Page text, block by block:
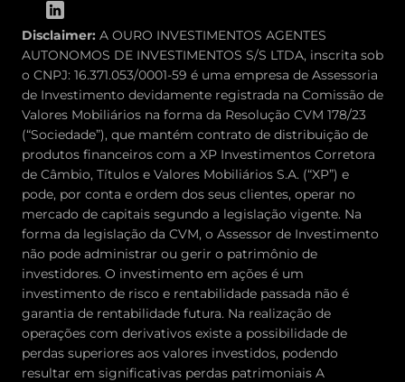
Disclaimer: A OURO INVESTIMENTOS AGENTES
AUTONOMOS DE INVESTIMENTOS S/S LTDA, inscrita sob
o CNPJ: 16.371.053/0001-59 é uma empresa de Assessoria
de Investimento devidamente registrada na Comissão de
Valores Mobiliários na forma da Resolução CVM 178/23
(“Sociedade”), que mantém contrato de distribuição de
produtos financeiros com a XP Investimentos Corretora
de Câmbio, Títulos e Valores Mobiliários S.A. (“XP”) e
pode, por conta e ordem dos seus clientes, operar no
mercado de capitais segundo a legislação vigente. Na
forma da legislação da CVM, o Assessor de Investimento
não pode administrar ou gerir o patrimônio de
investidores. O investimento em ações é um
investimento de risco e rentabilidade passada não é
garantia de rentabilidade futura. Na realização de
operações com derivativos existe a possibilidade de
perdas superiores aos valores investidos, podendo
resultar em significativas perdas patrimoniais A